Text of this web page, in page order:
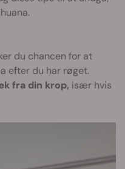
du chancen for at
efter du har røget.
fra din krop, især hvis